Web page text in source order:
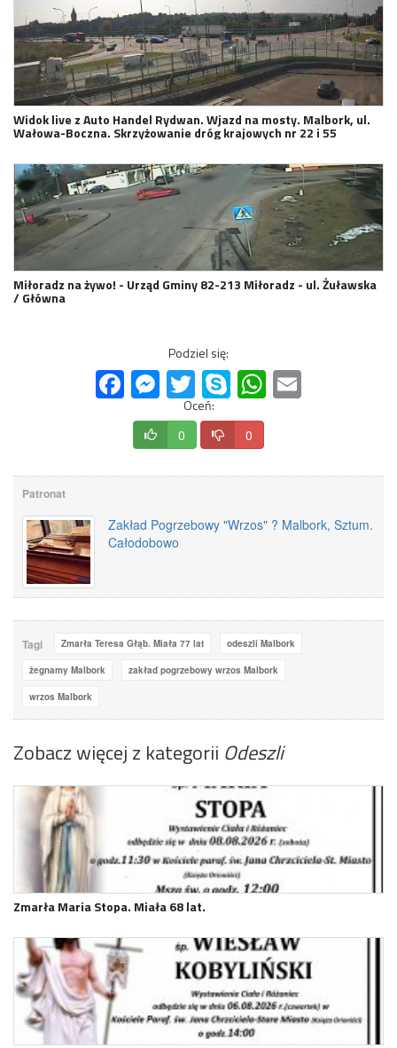
Widok live z Auto Handel Rydwan. Wjazd na mosty. Malbork, ul.
Wałowa-Boczna. Skrzyżowanie dróg krajowych nr 22 i 55
Miłoradz na żywo! - Urząd Gminy 82-213 Miłoradz - ul. Żuławska
/ Główna
Podziel się:
FacebookMessenger
Twitter Skype WhatsApp
Oceń:
0 0
Patronat
Zakład Pogrzebowy "Wrzos" ? Malbork, Sztum.
Całodobowo
Tagi Zmarła Teresa Głąb. Miała 77 lat odeszli Malbork
żegnamy Malbork zakład pogrzebowy wrzos Malbork
wrzos Malbork
Zobacz więcej z kategorii Odeszli
Zmarła Maria Stopa. Miała 68 lat.